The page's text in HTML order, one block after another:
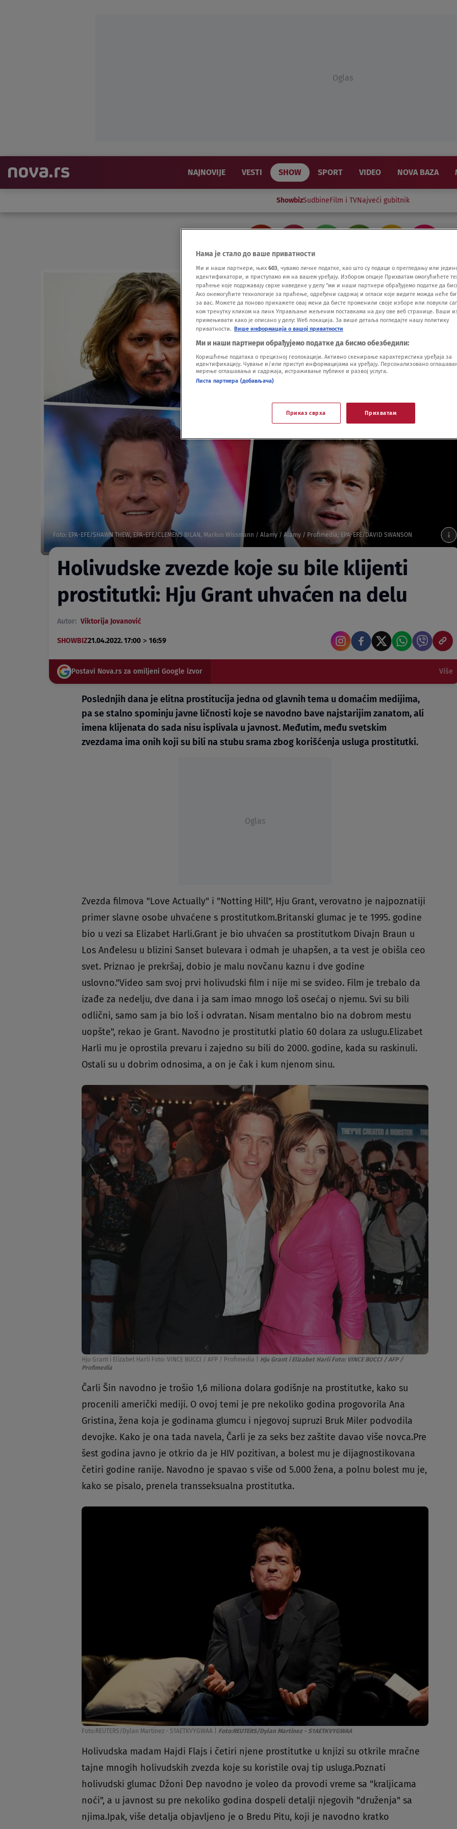
Oglas
NAJNOVIJE VESTI SHOW SPORT VIDEO NOVA BAZA
ShowbizSudbineFilm i TVNajveći gubitnik
Foto: EPA-EFE/SHAWN THEW, EPA-EFE/CLEMENS BILAN, Markus Wissmann / Alamy / Alamy / Profimedia, EPA-EFE/DAVID SWANSON
Holivudske zvezde koje su bile klijenti
prostitutki: Hju Grant uhvaćen na delu
Autor: Viktorija Jovanović
SHOWBIZ21.04.2022. 17:00 > 16:59
Postavi Nova.rs za omiljeni Google izvor Više
Poslednjih dana je elitna prostitucija jedna od glavnih tema u domaćim medijima,
pa se stalno spominju javne ličnosti koje se navodno bave najstarijim zanatom, ali
imena klijenata do sada nisu isplivala u javnost. Međutim, među svetskim
zvezdama ima onih koji su bili na stubu srama zbog korišćenja usluga prostitutki.
Oglas
Zvezda filmova "Love Actually" i "Notting Hill", Hju Grant, verovatno je najpoznatiji
primer slavne osobe uhvaćene s prostitutkom.Britanski glumac je te 1995. godine
bio u vezi sa Elizabet Harli.Grant je bio uhvaćen sa prostitutkom Divajn Braun u
Los Anđelesu u blizini Sanset bulevara i odmah je uhapšen, a ta vest je obišla ceo
svet. Priznao je prekršaj, dobio je malu novčanu kaznu i dve godine
uslovno."Video sam svoj prvi holivudski film i nije mi se svideo. Film je trebalo da
izađe za nedelju, dve dana i ja sam imao mnogo loš osećaj o njemu. Svi su bili
odlični, samo sam ja bio loš i odvratan. Nisam mentalno bio na dobrom mestu
uopšte", rekao je Grant. Navodno je prostitutki platio 60 dolara za uslugu.Elizabet
Harli mu je oprostila prevaru i zajedno su bili do 2000. godine, kada su raskinuli.
Ostali su u dobrim odnosima, a on je čak i kum njenom sinu.
Hju Grant i Elizabet Harli Foto: VINCE BUCCI / AFP / Profimedia
Hju Grant i Elizabet Harli Foto: VINCE BUCCI / AFP /
Profimedia
Čarli Šin navodno je trošio 1,6 miliona dolara godišnje na prostitutke, kako su
procenili američki mediji. O ovoj temi je pre nekoliko godina progovorila Ana
Gristina, žena koja je godinama glumcu i njegovoj supruzi Bruk Miler podvodila
devojke. Kako je ona tada navela, Čarli je za seks bez zaštite davao više novca.Pre
šest godina javno je otkrio da je HIV pozitivan, a bolest mu je dijagnostikovana
četiri godine ranije. Navodno je spavao s više od 5.000 žena, a polnu bolest mu je,
kako se pisalo, prenela transseksualna prostitutka.
Foto:REUTERS/Dylan Martinez - S1AETKVYGWAA Foto:REUTERS/Dylan Martinez - S1AETKVYGWAA
Holivudska madam Hajdi Flajs i četiri njene prostitutke u knjizi su otkrile mračne
tajne mnogih holivudskih zvezda koje su koristile ovaj tip usluga.Poznati
holivudski glumac Džoni Dep navodno je voleo da provodi vreme sa "kraljicama
noći", a u javnost su pre nekoliko godina dospeli detalji njegovih "druženja" sa
njima.Ipak, više detalja objavljeno je o Bredu Pitu, koji je navodno kratko
Нама је стало до ваше приватности
Ми и наши партнери, њих 603, чувамо личне податке, као што су подаци о прегледању или
идентификатори, и приступамо им на вашем уређају. Избором опције Прихватам омогућићете
праћење које подржавају сврхе наведене у делу "ми и наши партнери обрађујемо податке да
Ако онемогућите технологије за праћење, одређени садржај и огласи које видите можда неће
за вас. Можете да поново прикажете овај мени да бисте променили своје изборе или повукли
ком тренутку кликом на линк Управљање жељеним поставкама на дну ове веб странице. Ваши
примењивати како је описано у делу: Wеб локација. За више детаља погледајте нашу политику
приватности. Више информација о вашој приватности
Ми и наши партнери обрађујемо податке да бисмо обезбедили:
Коришћење података о прецизној геолокацији. Активно скенирање карактеристика уређаја за
идентификацију. Чување и/или приступ информацијама на уређају. Персонализовано
мерење оглашавања и садржаја, истраживање публике и развој услуга.
Листа партнера (добављача)
Приказ сврха Прихватам